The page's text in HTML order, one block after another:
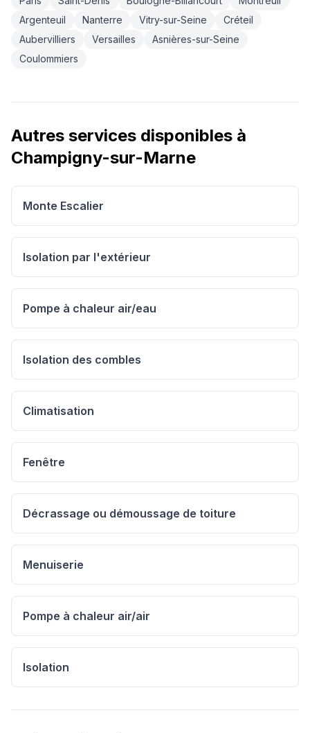
Argenteuil
Nanterre Vitry-sur-Seine
Créteil
Aubervilliers
Versailles
Asnières-sur-Seine
Coulommiers
Autres services disponibles à
Champigny-sur-Marne
Monte Escalier
Isolation par l'extérieur
Pompe à chaleur air/eau
Isolation des combles
Climatisation
Fenêtre
Décrassage ou démoussage de toiture
Menuiserie
Pompe à chaleur air/air
Isolation